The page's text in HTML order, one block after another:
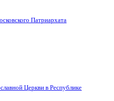
Патриархата
Церкви в Республике